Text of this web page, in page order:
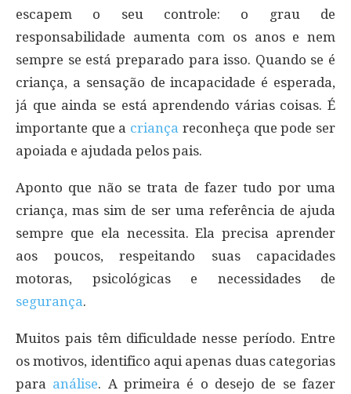
escapem o seu controle: o grau de
responsabilidade aumenta com os anos e nem
sempre se está preparado para isso. Quando se é
criança, a sensação de incapacidade é esperada,
já que ainda se está aprendendo várias coisas. É
importante que a criança reconheça que pode ser
apoiada e ajudada pelos pais.
Aponto que não se trata de fazer tudo por uma
criança, mas sim de ser uma referência de ajuda
sempre que ela necessita. Ela precisa aprender
aos poucos, respeitando suas capacidades
motoras, psicológicas e necessidades de
segurança.
Muitos pais têm dificuldade nesse período. Entre
os motivos, identifico aqui apenas duas categorias
para análise. A primeira é o desejo de se fazer